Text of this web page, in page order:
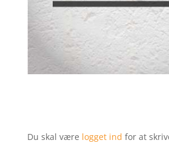
Du skal være logget ind for at